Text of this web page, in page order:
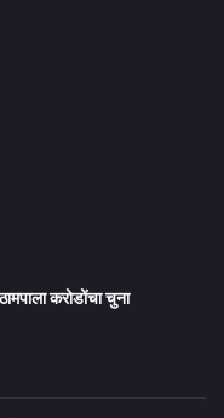
करोडोंचा चुना